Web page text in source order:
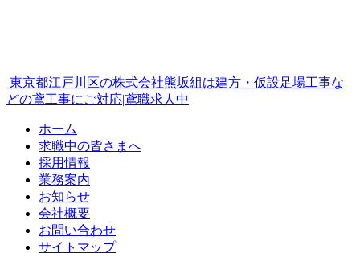
東京都江戸川区の株式会社熊坂組は建方・仮設足場工事な
どの鳶工事にご対応|鳶職求人中
ホーム
求職中の皆さまへ
採用情報
業務案内
お知らせ
会社概要
お問い合わせ
サイトマップ